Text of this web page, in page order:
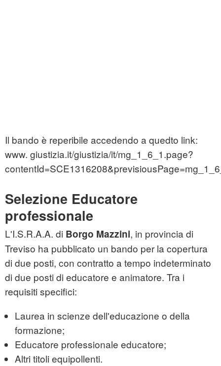
Il bando è reperibile accedendo a quedto link:
www. giustizia.it/giustizia/it/mg_1_6_1.page?
Selezione Educatore
professionale
L'I.S.R.A.A. di Borgo Mazzini, in provincia di
Treviso ha pubblicato un bando per la copertura
di due posti, con contratto a tempo indeterminato
di due posti di educatore e animatore. Tra i
requisiti specifici:
Laurea in scienze dell'educazione o della
formazione;
Educatore professionale educatore;
Altri titoli equipollenti.